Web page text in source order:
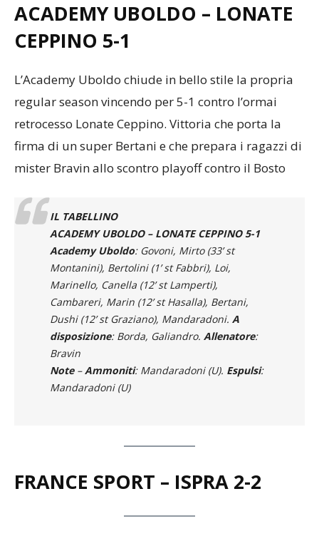
ACADEMY UBOLDO – LONATE
CEPPINO 5-1
L’Academy Uboldo chiude in bello stile la propria
regular season vincendo per 5-1 contro l’ormai
retrocesso Lonate Ceppino. Vittoria che porta la
firma di un super Bertani e che prepara i ragazzi di
mister Bravin allo scontro playoff contro il Bosto
IL TABELLINO
ACADEMY UBOLDO – LONATE CEPPINO 5-1
Academy Uboldo: Govoni, Mirto (33’ st
Montanini), Bertolini (1’ st Fabbri), Loi,
Marinello, Canella (12’ st Lamperti),
Cambareri, Marin (12’ st Hasalla), Bertani,
Dushi (12’ st Graziano), Mandaradoni. A
disposizione: Borda, Galiandro. Allenatore:
Bravin
Note–Ammoniti: Mandaradoni (U). Espulsi:
Mandaradoni (U)
FRANCE SPORT – ISPRA 2-2